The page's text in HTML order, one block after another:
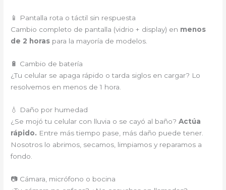
📱 Pantalla rota o táctil sin respuesta
Cambio completo de pantalla (vidrio + display) en menos
de 2 horas para la mayoría de modelos.
🔋 Cambio de batería
¿Tu celular se apaga rápido o tarda siglos en cargar? Lo
resolvemos en menos de 1 hora.
💧 Daño por humedad
¿Se mojó tu celular con lluvia o se cayó al baño?Actúa
rápido. Entre más tiempo pase, más daño puede tener.
Nosotros lo abrimos, secamos, limpiamos y reparamos a
fondo.
📷 Cámara, micrófono o bocina